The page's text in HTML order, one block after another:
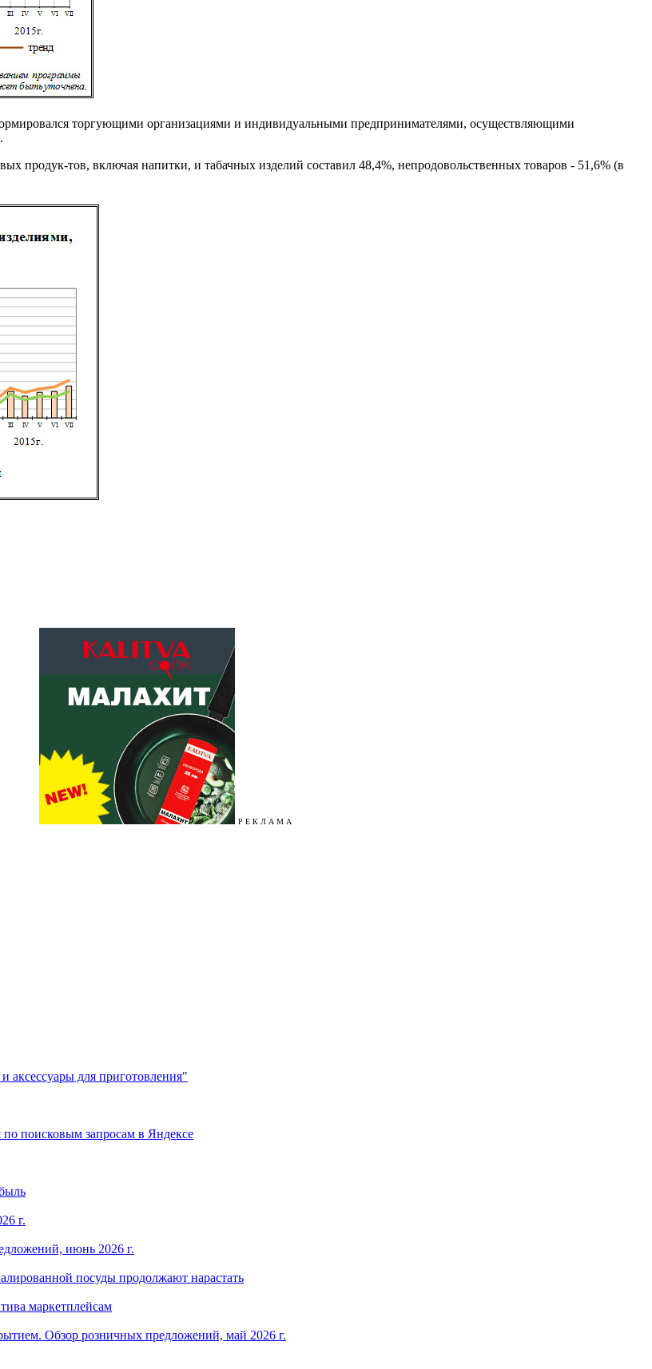
торгующими организациями и индивидуальными предпринимателями, осуществляющими
продук-тов, включая напитки, и табачных изделий составил 48,4%, непродовольственных товаров - 51,6% (в
Р Е К Л А М А
аксессуары для приготовления"
поисковым запросам в Яндексе
г.
июнь 2026 г.
посуды продолжают нарастать
маркетплейсам
Обзор розничных предложений, май 2026 г.